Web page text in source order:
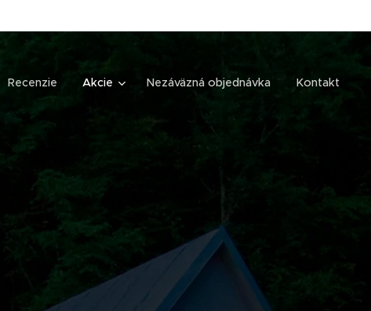
Recenzie Akcie Nezáväzná objednávka Kontakt